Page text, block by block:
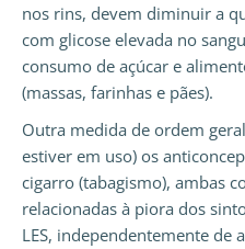
nos rins, devem diminuir a
com glicose elevada no
consumo de açúcar e
(massas, farinhas e pães).
Outra medida de ordem
estiver em uso) os
cigarro (tabagismo), ambas
relacionadas à piora dos
LES, independentemente de